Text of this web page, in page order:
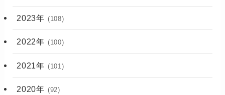
2023年 (108)
2022年 (100)
2021年 (101)
2020年 (92)